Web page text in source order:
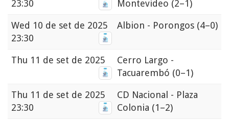
23:30
Montevideo (2–1)
Wed 10 de set de 2025
23:30
Albion - Porongos (4–0)
Thu 11 de set de 2025
Cerro Largo -
Tacuarembó (0–1)
Thu 11 de set de 2025
23:30
CD Nacional - Plaza
Colonia (1–2)